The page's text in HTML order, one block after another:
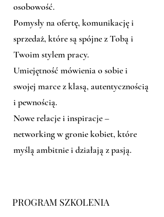
osobowość.
Pomysły na ofertę, komunikację i
sprzedaż, które są spójne z Tobą i
Twoim stylem pracy.
Umiejętność mówienia o sobie i
swojej marce z klasą, autentycznością
i pewnością.
Nowe relacje i inspiracje –
networking w gronie kobiet, które
myślą ambitnie i działają z pasją.
PROGRAM SZKOLENIA